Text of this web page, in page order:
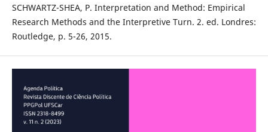
SCHWARTZ-SHEA, P. Interpretation and Method: Empirical
Research Methods and the Interpretive Turn. 2. ed. Londres:
Routledge, p. 5-26, 2015.